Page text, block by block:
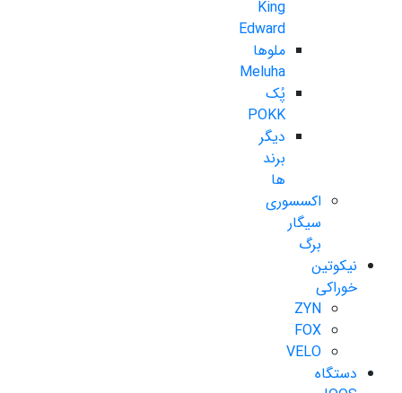
King
Edward
ملوها
Meluha
پُک
POKK
دیگر
برند
ها
اکسسوری
سیگار
برگ
نیکوتین
خوراکی
ZYN
FOX
VELO
دستگاه